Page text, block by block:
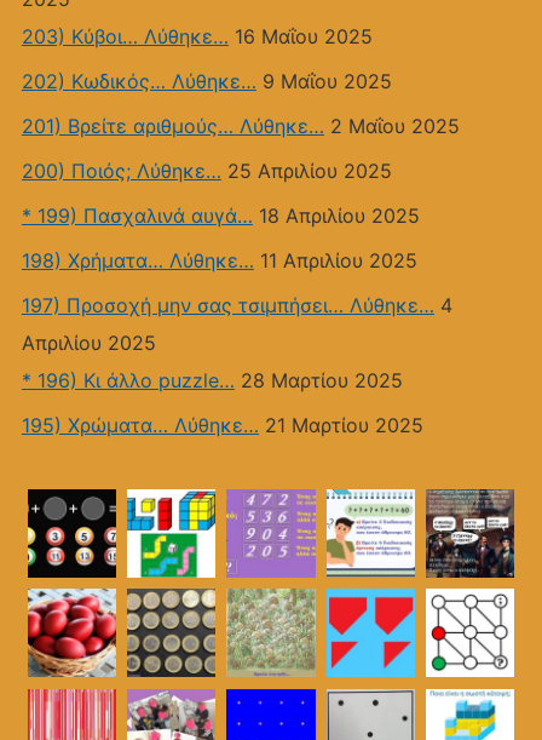
203) Κύβοι… Λύθηκε… 16 Μαΐου 2025
202) Κωδικός… Λύθηκε… 9 Μαΐου 2025
201) Bρείτε αριθμούς… Λύθηκε… 2 Μαΐου 2025
200) Ποιός; Λύθηκε… 25 Απριλίου 2025
* 199) Πασχαλινά αυγά… 18 Απριλίου 2025
198) Χρήματα… Λύθηκε… 11 Απριλίου 2025
197) Προσοχή μην σας τσιμπήσει… Λύθηκε… 4
Απριλίου 2025
* 196) Κι άλλο puzzle… 28 Μαρτίου 2025
195) Χρώματα… Λύθηκε… 21 Μαρτίου 2025